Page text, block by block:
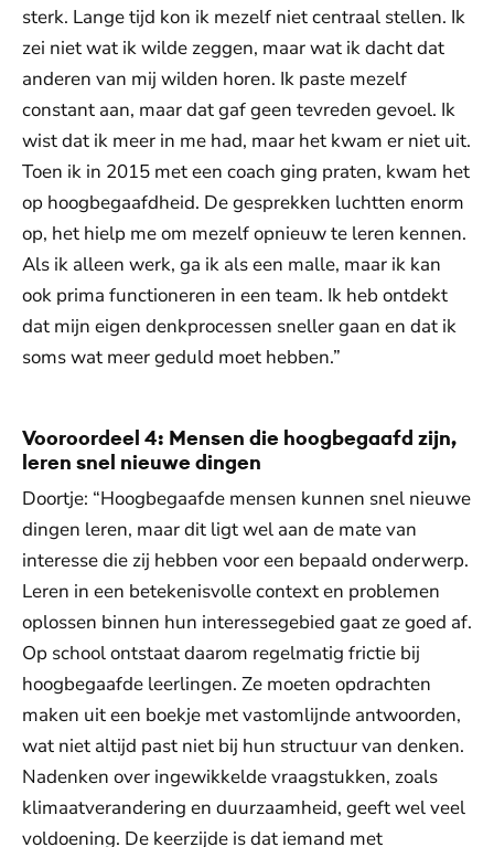
sterk. Lange tijd kon ik mezelf niet centraal stellen. Ik
zei niet wat ik wilde zeggen, maar wat ik dacht dat
anderen van mij wilden horen. Ik paste mezelf
constant aan, maar dat gaf geen tevreden gevoel. Ik
wist dat ik meer in me had, maar het kwam er niet uit.
Toen ik in 2015 met een coach ging praten, kwam het
op hoogbegaafdheid. De gesprekken luchtten enorm
op, het hielp me om mezelf opnieuw te leren kennen.
Als ik alleen werk, ga ik als een malle, maar ik kan
ook prima functioneren in een team. Ik heb ontdekt
dat mijn eigen denkprocessen sneller gaan en dat ik
soms wat meer geduld moet hebben.”
Vooroordeel 4: Mensen die hoogbegaafd zijn,
leren snel nieuwe dingen
Doortje: “Hoogbegaafde mensen kunnen snel nieuwe
dingen leren, maar dit ligt wel aan de mate van
interesse die zij hebben voor een bepaald onderwerp.
Leren in een betekenisvolle context en problemen
oplossen binnen hun interessegebied gaat ze goed af.
Op school ontstaat daarom regelmatig frictie bij
hoogbegaafde leerlingen. Ze moeten opdrachten
maken uit een boekje met vastomlijnde antwoorden,
wat niet altijd past niet bij hun structuur van denken.
Nadenken over ingewikkelde vraagstukken, zoals
klimaatverandering en duurzaamheid, geeft wel veel
voldoening. De keerzijde is dat iemand met